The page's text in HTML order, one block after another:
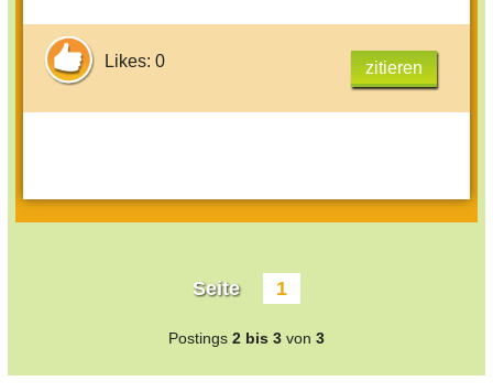
Likes: 0 zitieren
Seite 1
Postings 2 bis 3 von 3